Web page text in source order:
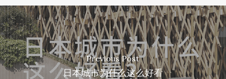
Previous Post
日本城市为什么这么好看